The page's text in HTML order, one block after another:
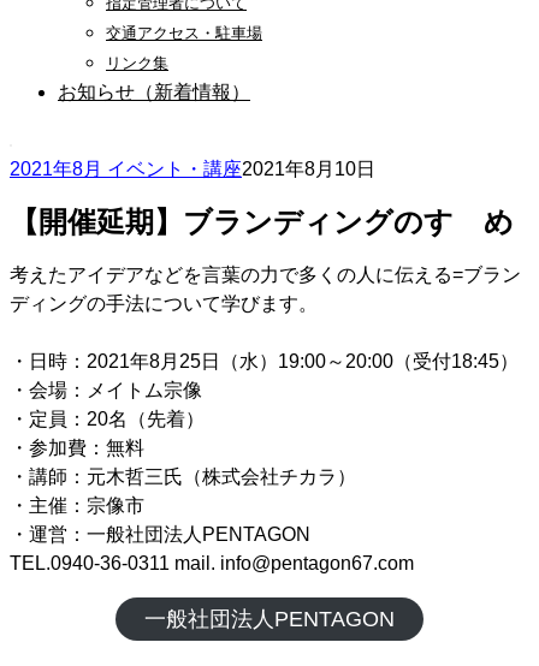
交通アクセス・駐車場
リンク集
お知らせ（新着情報）
2021年8月 イベント・講座2021年8月10日
【開催延期】ブランディングのすゝめ
考えたアイデアなどを言葉の力で多くの人に伝える=ブラン
ディングの手法について学びます。
・日時：2021年8月25日（水）19:00～20:00（受付18:45）
・会場：メイトム宗像
・定員：20名（先着）
・参加費：無料
・講師：元木哲三氏（株式会社チカラ）
・主催：宗像市
・運営：一般社団法人PENTAGON
TEL.0940-36-0311 mail. info@pentagon67.com
一般社団法人PENTAGON